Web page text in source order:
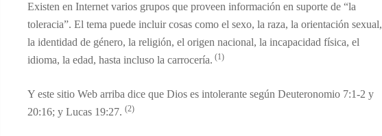
Existen en Internet varios grupos que proveen información en suporte de “la
toleracia”. El tema puede incluir cosas como el sexo, la raza, la orientación sexual,
la identidad de género, la religión, el origen nacional, la incapacidad física, el
idioma, la edad, hasta incluso la carrocería. (1)
Y este sitio Web arriba dice que Dios es intolerante según Deuteronomio 7:1-2 y
20:16; y Lucas 19:27. (2)